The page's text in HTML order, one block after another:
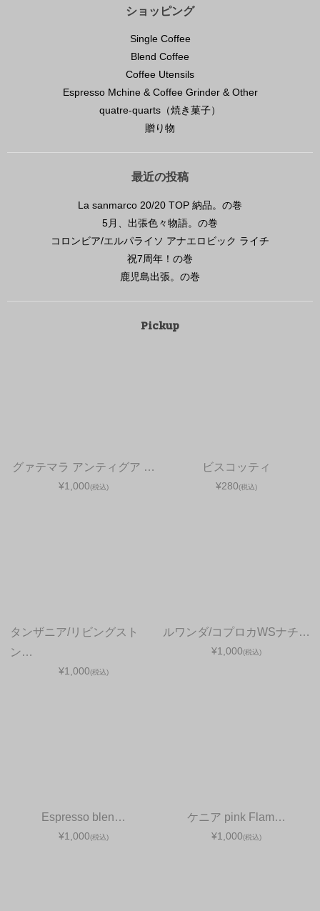
ショッピング
Single Coffee
Blend Coffee
Coffee Utensils
Espresso Mchine & Coffee Grinder & Other
quatre-quarts（焼き菓子）
贈り物
最近の投稿
La sanmarco 20/20 TOP 納品。の巻
5月、出張色々物語。の巻
コロンビア/エルパライソ アナエロビック ライチ
祝7周年！の巻
鹿児島出張。の巻
Pickup
グァテマラ アンティグア …
¥1,000(税込)
ビスコッティ
¥280(税込)
タンザニア/リビングスト
ン…
¥1,000(税込)
ルワンダ/コプロカWSナチ…
¥1,000(税込)
Espresso blen…
¥1,000(税込)
ケニア pink Flam…
¥1,000(税込)